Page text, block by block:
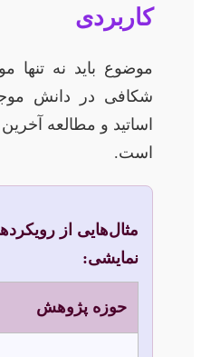
کاربردی
موضوع باید نه تنها
شکافی در دانش
اساتید و مطالعه
است.
مثال‌هایی از
نمایشی:
حوزه پژوهش